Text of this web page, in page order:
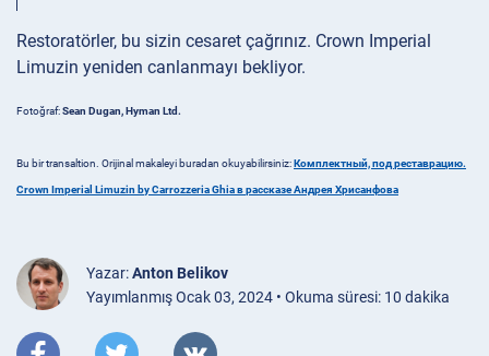
Restoratörler, bu sizin cesaret çağrınız. Crown Imperial
Limuzin yeniden canlanmayı bekliyor.
Fotoğraf:Sean Dugan, Hyman Ltd.
Bu bir transaltion. Orijinal makaleyi buradan okuyabilirsiniz:Комплектный, под реставрацию.
Crown Imperial Limuzin by Carrozzeria Ghia в рассказе Андрея Хрисанфова
Yazar:Anton Belikov
Yayımlanmış Ocak 03, 2024 • Okuma süresi: 10 dakika